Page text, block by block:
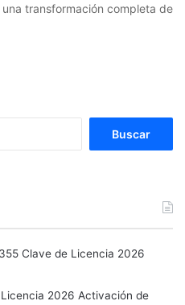
transformación completa de
Clave de Licencia 2026
2026 Activación de